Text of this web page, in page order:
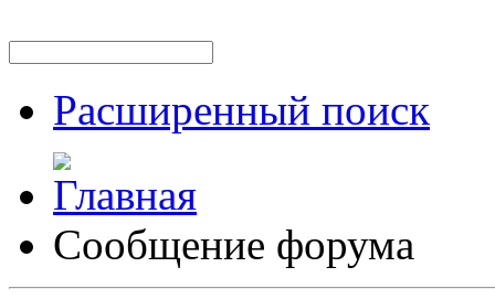
Расширенный поиск
Сообщение форума